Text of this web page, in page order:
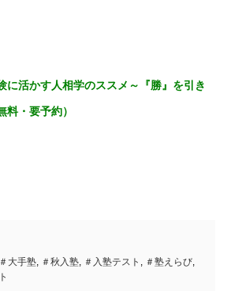
に活かす人相学のススメ～『勝』を引き
・要予約）
＃大手塾, ＃秋入塾, ＃入塾テスト , ＃塾えらび,